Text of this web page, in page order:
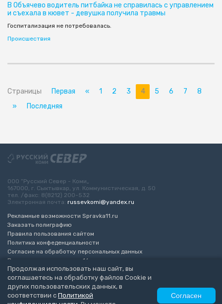
В Объячево водитель питбайка не справилась с управлением
и съехала в кювет - девушка получила травмы
Госпитализация не потребовалась.
Происшествия
Страницы Первая « 1 2 3 4 5 6 7
8
»
Последняя
Продолжая использовать наш сайт, вы
соглашаетесь на обработку файлов Cookie и
других пользовательских данных, в
соответствии с Политикой
Согласен
ООО “Русский Север - Коми„
167000, г. Сыктывкар, ул. Коммунистическая, д. 50
тел. /факс: 8(8212) 200-532
Электронная почта: russevkomi@yandex.ru
Рекламные возможности Spravka11.ru
Заказать полиграфию
Правила пользования сайтом
Политика конфеденциальности
Согласие на обработку персональных данных
Возрастное ограничение 16+
Разработка сайта“ЭкспертБизнесГрупп”
© 2010-2026 Русский Север - Коми